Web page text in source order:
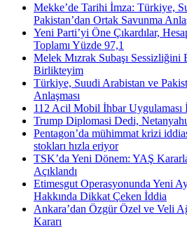
Mekke’de Tarihi İmza: Türkiye,
Pakistan’dan Ortak Savunma
Yeni Parti’yi Öne Çıkardılar,
Toplamı Yüzde 97,1
Melek Mızrak Subaşı Sessizliğini
Birlikteyim
Türkiye, Suudi Arabistan ve
Anlaşması
112 Acil Mobil İhbar Uygulaması
Trump Diplomasi Dedi,
Pentagon’da mühimmat krizi
stokları hızla eriyor
TSK’da Yeni Dönem: YAŞ
Açıklandı
Etimesgut Operasyonunda Yeni
Hakkında Dikkat Çeken İddia
Ankara’dan Özgür Özel ve Veli
Kararı